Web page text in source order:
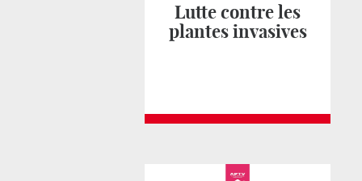
Lutte contre les
plantes invasives